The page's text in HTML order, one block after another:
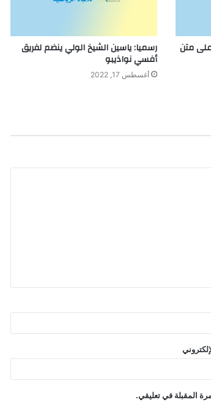
على متن رسميا: ياسين الشيخ الولي ينضم لفريق
أفسي نواذيبو
أغسطس 17, 2022
المقبلة في تعليقي.